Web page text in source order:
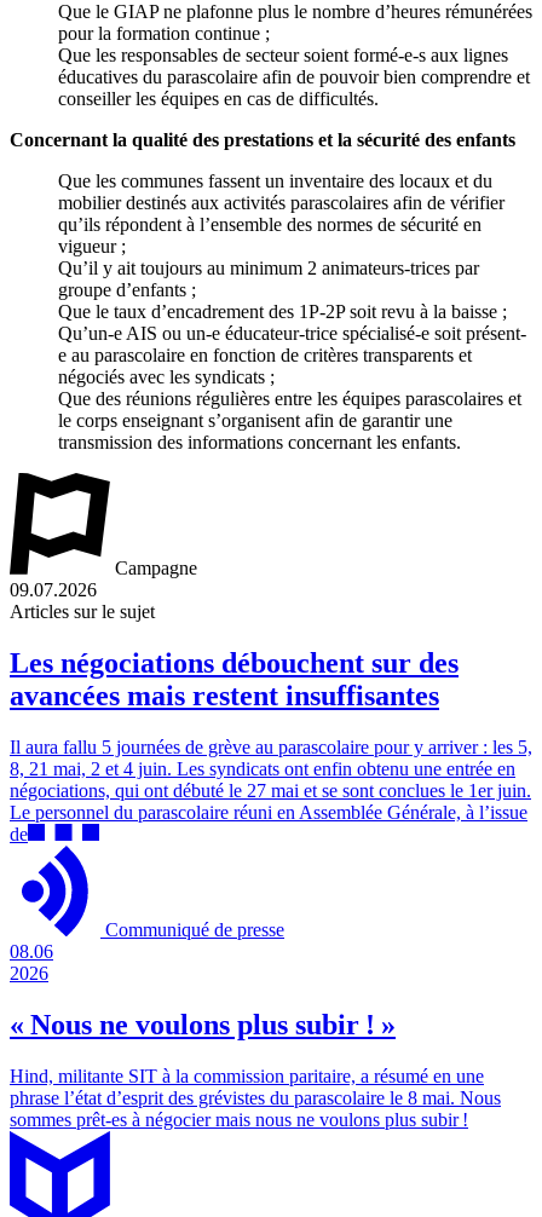
Que le GIAP ne plafonne plus le nombre d’heures rémunérées
pour la formation continue ;
Que les responsables de secteur soient formé-e-s aux lignes
éducatives du parascolaire afin de pouvoir bien comprendre et
conseiller les équipes en cas de difficultés.
Concernant la qualité des prestations et la sécurité des enfants
Que les communes fassent un inventaire des locaux et du
mobilier destinés aux activités parascolaires afin de vérifier
qu’ils répondent à l’ensemble des normes de sécurité en
vigueur ;
Qu’il y ait toujours au minimum 2 animateurs-trices par
groupe d’enfants ;
Que le taux d’encadrement des 1P-2P soit revu à la baisse ;
Qu’un-e AIS ou un-e éducateur-trice spécialisé-e soit présent-
e au parascolaire en fonction de critères transparents et
négociés avec les syndicats ;
Que des réunions régulières entre les équipes parascolaires et
le corps enseignant s’organisent afin de garantir une
transmission des informations concernant les enfants.
Campagne
09.07.2026
Articles sur le sujet
Les négociations débouchent sur des
avancées mais restent insuffisantes
Il aura fallu 5 journées de grève au parascolaire pour y arriver : les 5,
8, 21 mai, 2 et 4 juin. Les syndicats ont enfin obtenu une entrée en
négociations, qui ont débuté le 27 mai et se sont conclues le 1er juin.
Le personnel du parascolaire réuni en Assemblée Générale, à l’issue
de
Communiqué de presse
08.06
2026
« Nous ne voulons plus subir ! »
Hind, militante SIT à la commission paritaire, a résumé en une
phrase l’état d’esprit des grévistes du parascolaire le 8 mai. Nous
sommes prêt-es à négocier mais nous ne voulons plus subir !